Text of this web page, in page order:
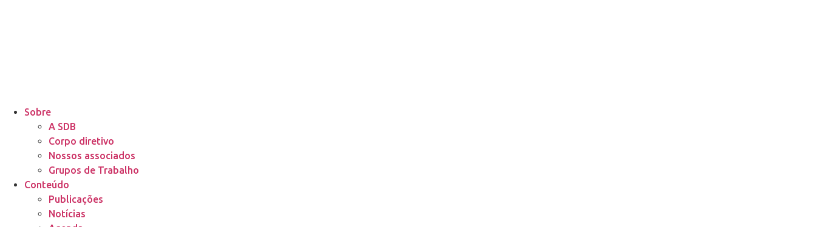
Sobre
A SDB
Corpo diretivo
Nossos associados
Grupos de Trabalho
Conteúdo
Publicações
Notícias